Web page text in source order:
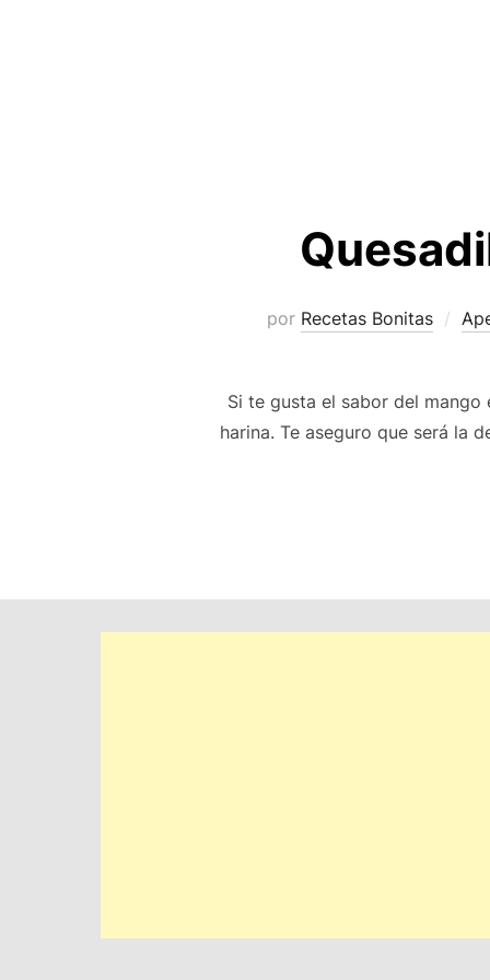
por Recetas Bonitas
Si te gusta el sabor del
harina. Te aseguro que será la